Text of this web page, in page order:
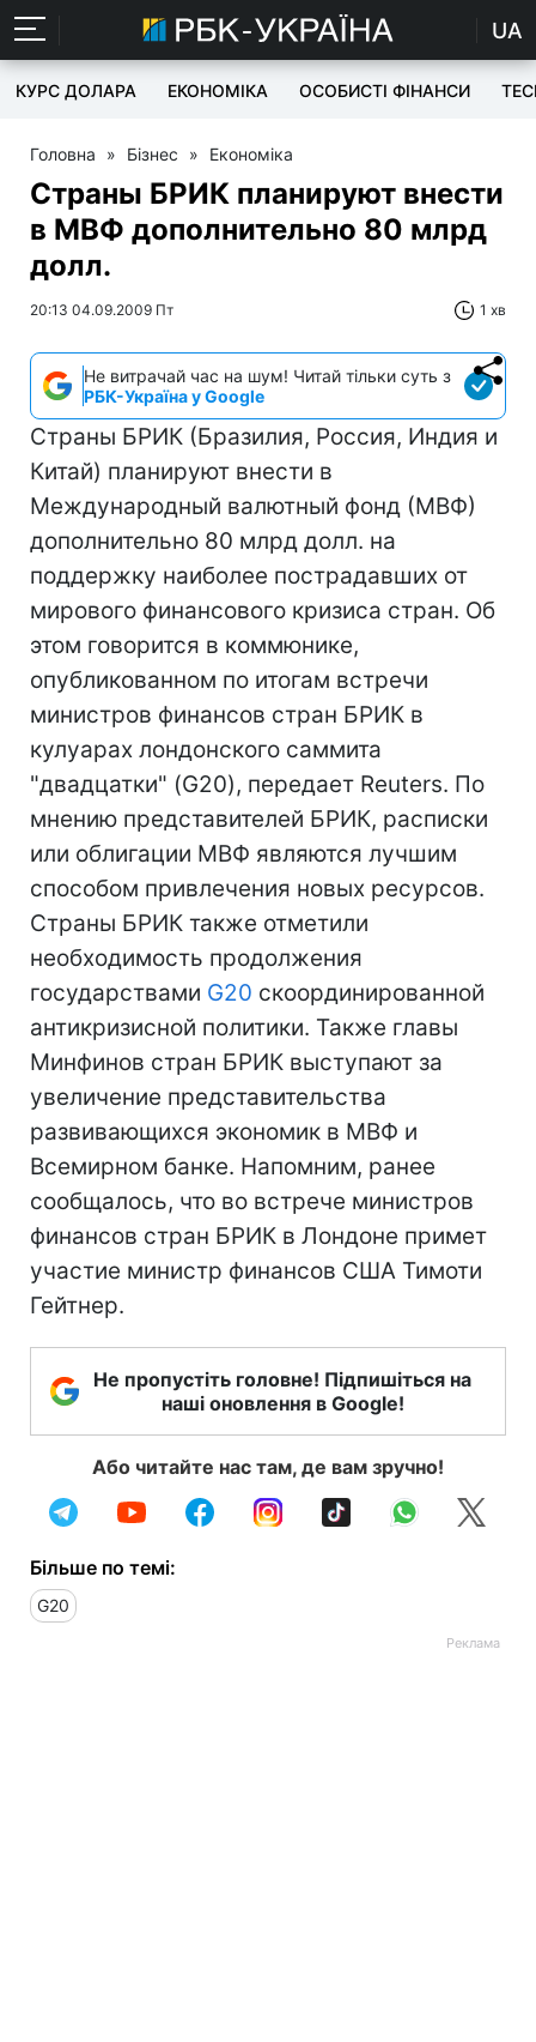
UA
КУРС ДОЛАРА ЕКОНОМІКА ОСОБИСТІ ФІНАНСИ
Головна » Бізнес » Економіка
Страны БРИК планируют внести
в МВФ дополнительно 80 млрд
долл.
20:13 04.09.2009 Пт 1 хв
Не витрачай час на шум! Читай тільки суть з
РБК-Україна у Google
Страны БРИК (Бразилия, Россия, Индия и
Китай) планируют внести в
Международный валютный фонд (МВФ)
дополнительно 80 млрд долл. на
поддержку наиболее пострадавших от
мирового финансового кризиса стран. Об
этом говорится в коммюнике,
опубликованном по итогам встречи
министров финансов стран БРИК в
кулуарах лондонского саммита
"двадцатки" (G20), передает Reuters. По
мнению представителей БРИК, расписки
или облигации МВФ являются лучшим
способом привлечения новых ресурсов.
Страны БРИК также отметили
необходимость продолжения
государствами G20 скоординированной
антикризисной политики. Также главы
Минфинов стран БРИК выступают за
увеличение представительства
развивающихся экономик в МВФ и
Всемирном банке. Напомним, ранее
сообщалось, что во встрече министров
финансов стран БРИК в Лондоне примет
участие министр финансов США Тимоти
Гейтнер.
Не пропустіть головне! Підпишіться на
наші оновлення в Google!
Або читайте нас там, де вам зручно!
Більше по темі:
G20